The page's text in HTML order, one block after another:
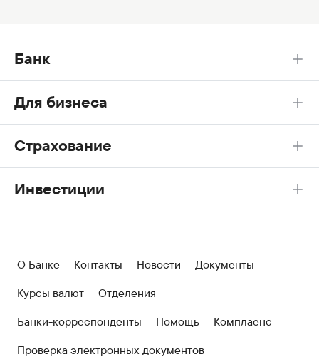
Банк
Для бизнеса
Страхование
Инвестиции
О Банке Контакты Новости
Документы
Курсы валют
Отделения
Банки-корреспонденты
Помощь
Комплаенс
Проверка электронных документов